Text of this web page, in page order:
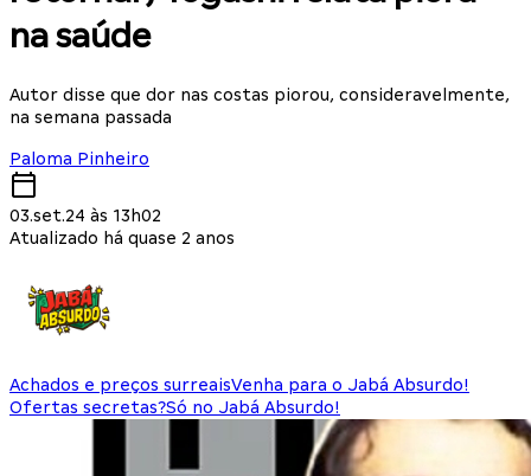
na saúde
Autor disse que dor nas costas piorou, consideravelmente,
na semana passada
Paloma Pinheiro
03.set.24 às 13h02
Atualizado há quase 2 anos
Achados e preços surreaisVenha para o Jabá Absurdo!
Ofertas secretas?Só no Jabá Absurdo!